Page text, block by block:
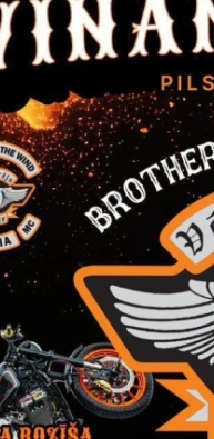
projekts
par pieņemto
novada dome,
„Gulbenes pilsētas
novada domes
1.daļā „Gulbenes pilsētas
40003291605, ar
2.daļā „Gulbenes pilsētas
40003291605, ar